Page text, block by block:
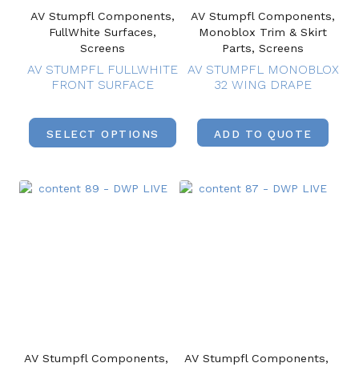
AV Stumpfl Components,
FullWhite Surfaces,
Screens
AV STUMPFL FULLWHITE
FRONT SURFACE
SELECT OPTIONS
AV Stumpfl Components,
Monoblox Trim & Skirt
Parts, Screens
AV STUMPFL MONOBLOX
32 WING DRAPE
ADD TO QUOTE
AV Stumpfl Components,
AV Stumpfl Components,